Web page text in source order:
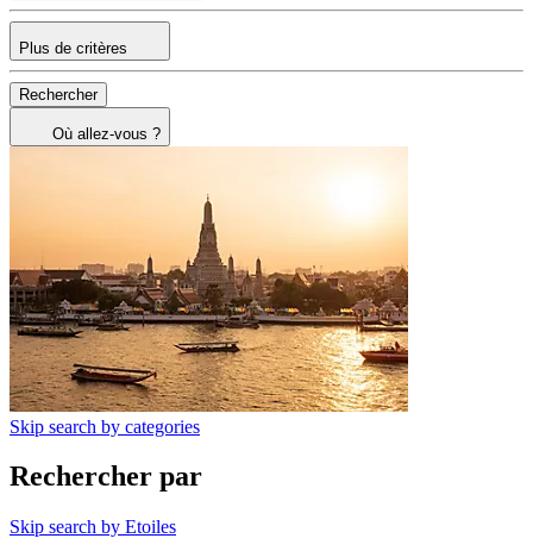
Plus de critères
Rechercher
Où allez-vous ?
Skip search by categories
Rechercher par
Skip search by Etoiles